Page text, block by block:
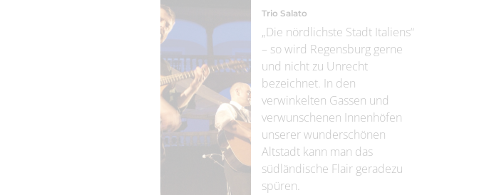
Trio Salato
„Die nördlichste Stadt Italiens“
– so wird Regensburg gerne
und nicht zu Unrecht
bezeichnet. In den
verwinkelten Gassen und
verwunschenen Innenhöfen
unserer wunderschönen
Altstadt kann man das
südländische Flair geradezu
spüren.